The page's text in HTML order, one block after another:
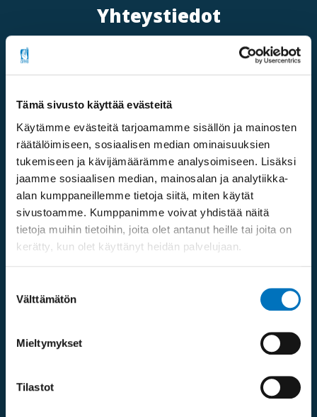
Tämä sivusto käyttää evästeitä
Käytämme evästeitä tarjoamamme sisällön ja mainosten
räätälöimiseen, sosiaalisen median ominaisuuksien
tukemiseen ja kävijämäärämme analysoimiseen. Lisäksi
jaamme sosiaalisen median, mainosalan ja analytiikka-
alan kumppaneillemme tietoja siitä, miten käytät
sivustoamme. Kumppanimme voivat yhdistää näitä
tietoja muihin tietoihin, joita olet antanut heille tai joita on
kerätty, kun olet käyttänyt heidän palvelujaan.
valinta
Välttämätön
Mieltymykset
Tilastot
Yhteystiedot
Mannerheimintie 107,
00280 Helsinki
Saapumisohjeet
Puhelinvaihde:
09 613 191